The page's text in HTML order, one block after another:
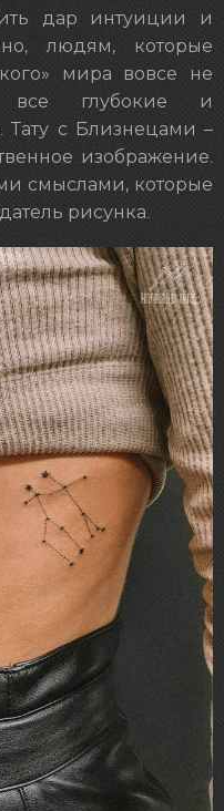
дар интуиции и
людям, которые
мира вовсе не
все глубокие и
Тату с Близнецами –
изображение.
смыслами, которые
рисунка.